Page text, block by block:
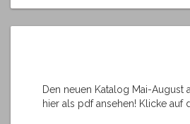
Den neuen Katalog Mai-August
hier als pdf ansehen! Klicke auf